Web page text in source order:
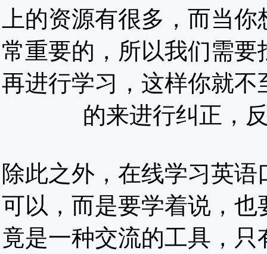
上的资源有很多，而当
常重要的，所以我们需
再进行学习，这样你就
的来进行纠正，
除此之外，在线学习英
可以，而是要学着说，
竟是一种交流的工具，